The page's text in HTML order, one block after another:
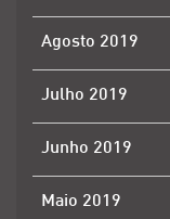
Agosto 2019
Julho 2019
Junho 2019
Maio 2019